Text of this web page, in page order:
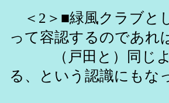
＜2＞■緑風クラブと
って容認するのであれ
（戸田と）同じよ
る、という認識にもな